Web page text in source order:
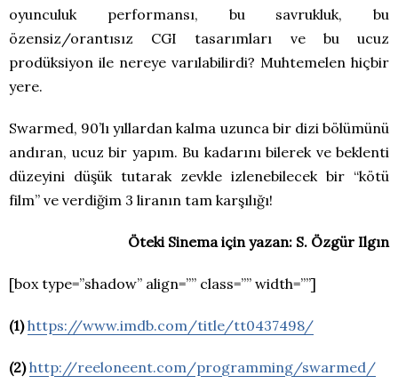
oyunculuk performansı, bu savrukluk, bu
özensiz/orantısız CGI tasarımları ve bu ucuz
prodüksiyon ile nereye varılabilirdi? Muhtemelen hiçbir
yere.
Swarmed, 90’lı yıllardan kalma uzunca bir dizi bölümünü
andıran, ucuz bir yapım. Bu kadarını bilerek ve beklenti
düzeyini düşük tutarak zevkle izlenebilecek bir “kötü
film” ve verdiğim 3 liranın tam karşılığı!
Öteki Sinema için yazan: S. Özgür Ilgın
[box type=”shadow” align=”” class=”” width=””]
(1) https://www.imdb.com/title/tt0437498/
(2) http://reeloneent.com/programming/swarmed/